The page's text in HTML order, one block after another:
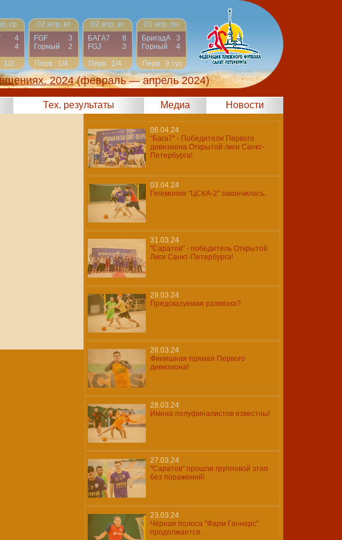
ср
4
4
1/2
02 апр, вт
FGF
3
Горный
2
Перв
1/4
02 апр, вт
БАГА7
8
FGJ
3
Перв
1/4
01 апр, пн
БригадА
3
Горный
4
Перв
9 тур
2024 (февраль — апрель 2024)
Тех. результаты Медиа Новости
06.04.24
"Бага7" - Победители Первого
дивизиона Открытой лиги Санкт-
Петербурга!
03.04.24
Гегемония "ЦСКА-2" закончилась..
31.03.24
"Саратов" - победитель Открытой
Лиги Санкт-Петербурга!
29.03.24
Предсказуемая развязка?
28.03.24
Финишная прямая Первого
дивизиона!
28.03.24
Имена полуфиналистов известны!
27.03.24
"Саратов" прошли групповой этап
без поражений!
23.03.24
Чёрная полоса "Фарм Ганнерс"
продолжается..